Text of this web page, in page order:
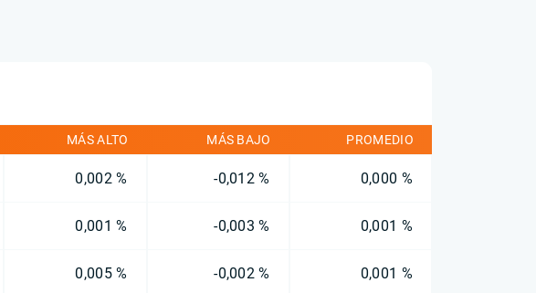
MÁS ALTO MÁS BAJO PROMEDIO
0,002 % -0,012 % 0,000 %
0,001 % -0,003 % 0,001 %
0,005 % -0,002 % 0,001 %